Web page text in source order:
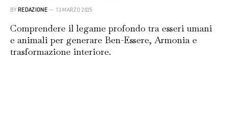
BY REDAZIONE 13 MARZO 2025
Comprendere il legame profondo tra esseri umani
e animali per generare Ben-Essere, Armonia e
trasformazione interiore.